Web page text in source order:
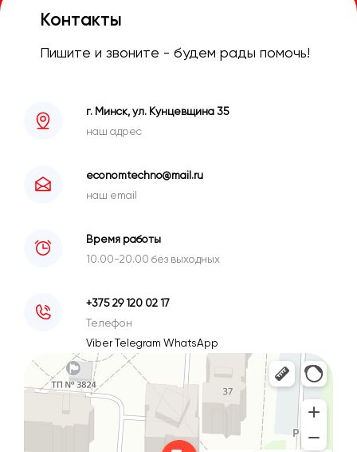
Контакты
Пишите и звоните - будем рады помочь!
г. Минск, ул. Кунцевщина 35
наш адрес
economtechno@mail.ru
наш email
Время работы
10.00-20.00 без выходных
+375 29 120 02 17
Телефон
ViberTelegram WhatsApp
Минск
Улица Кунцевщина, 35 — Яндекс Карты